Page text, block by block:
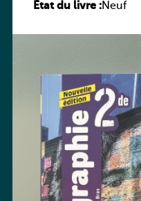
État du livre :Neuf